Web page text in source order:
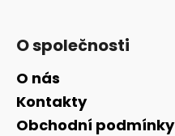
O společnosti
O nás
Kontakty
Obchodní podmínky